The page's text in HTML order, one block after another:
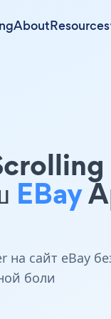
AboutResources
EBay
на сайт eBay
боли